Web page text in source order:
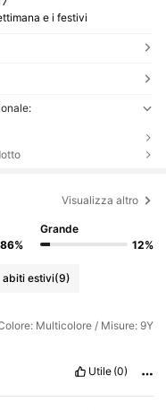
e i festivi
Visualizza altro
86%
Grande
12%
abiti estivi(9)
Multicolore / Misure: 9Y
Utile (0)